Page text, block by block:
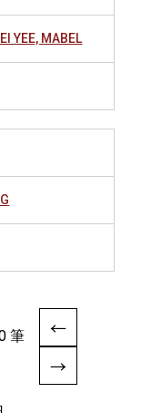
YEE, MABEL
筆